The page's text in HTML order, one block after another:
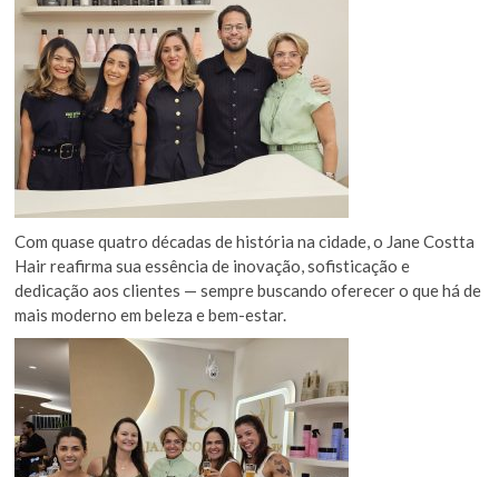
Com quase quatro décadas de história na cidade, o Jane Costta
Hair reafirma sua essência de inovação, sofisticação e
dedicação aos clientes — sempre buscando oferecer o que há de
mais moderno em beleza e bem-estar.